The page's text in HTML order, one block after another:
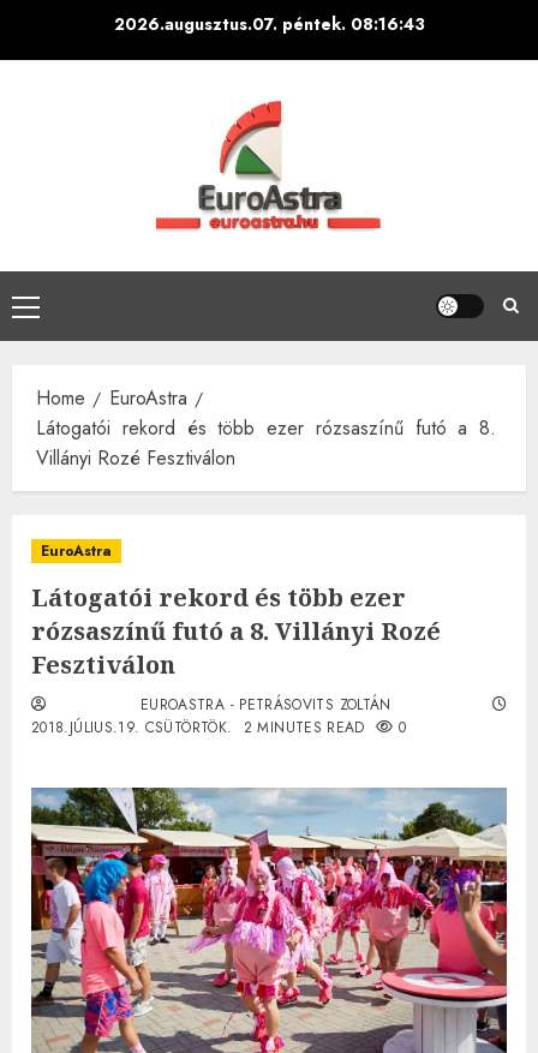
2026.augusztus.07. péntek. 08:16:44
Primary
Menu
Home
EuroAstra
Látogatói rekord és több ezer rózsaszínű futó a 8.
Villányi Rozé Fesztiválon
EuroAstra
Látogatói rekord és több ezer
rózsaszínű futó a 8. Villányi Rozé
Fesztiválon
EUROASTRA - PETRÁSOVITS ZOLTÁN
2018.JÚLIUS.19. CSÜTÖRTÖK.
2 MINUTES READ 0